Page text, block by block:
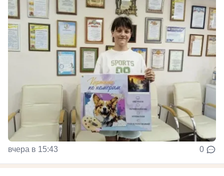
вчера в 15:43 0